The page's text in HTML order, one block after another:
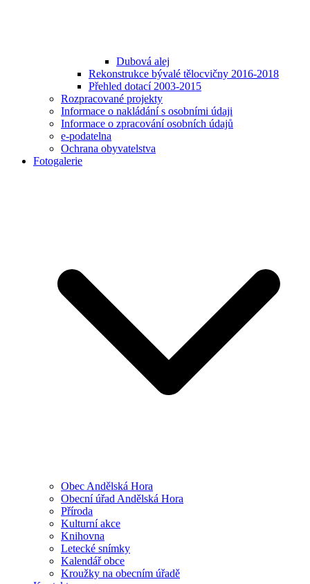
Dubová alej
Rekonstrukce bývalé tělocvičny 2016-2018
Přehled dotací 2003-2015
Rozpracované projekty
Informace o nakládání s osobními údaji
Informace o zpracování osobních údajů
e-podatelna
Ochrana obyvatelstva
Fotogalerie
Obec Andělská Hora
Obecní úřad Andělská Hora
Příroda
Kulturní akce
Knihovna
Letecké snímky
Kalendář obce
Kroužky na obecním úřadě